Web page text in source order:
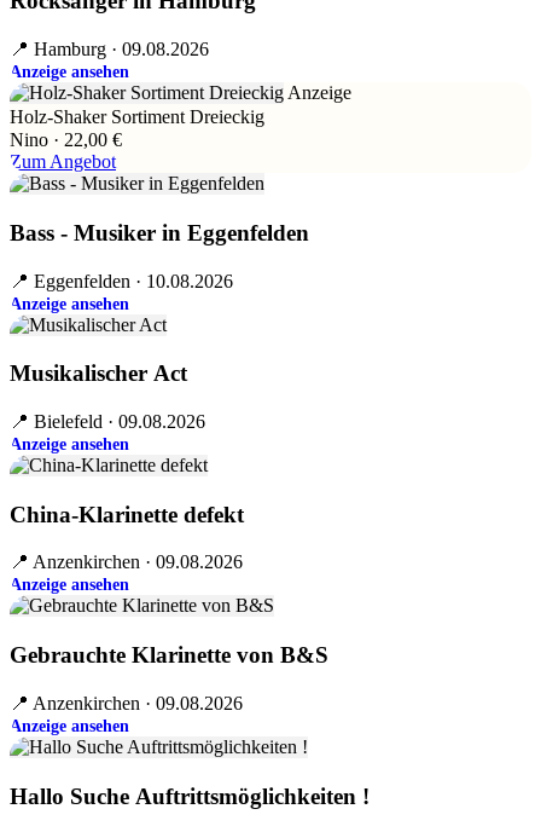
📍 Hamburg · 09.08.2026
Anzeige ansehen
Anzeige
Holz-Shaker Sortiment Dreieckig
Nino · 22,00 €
Zum Angebot
Bass - Musiker in Eggenfelden
📍 Eggenfelden · 10.08.2026
Anzeige ansehen
Musikalischer Act
📍 Bielefeld · 09.08.2026
Anzeige ansehen
China-Klarinette defekt
📍 Anzenkirchen · 09.08.2026
Anzeige ansehen
Gebrauchte Klarinette von B&S
📍 Anzenkirchen · 09.08.2026
Anzeige ansehen
Hallo Suche Auftrittsmöglichkeiten !